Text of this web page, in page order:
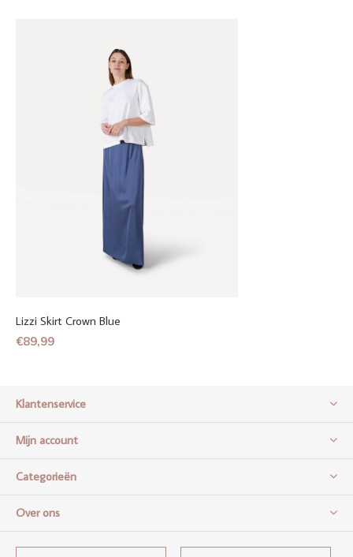
Lizzi Skirt Crown Blue
€89,99
Klantenservice
Mijn account
Categorieën
Over ons